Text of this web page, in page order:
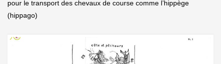
pour le transport des chevaux de course comme l’hippège
(hippago)